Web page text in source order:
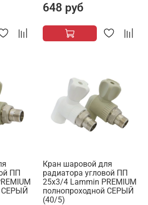
648 руб
ПП
СЕРЫЙ
Кран шаровой для
радиатора угловой ПП
25х3/4 Lammin PREMIUM
полнопроходной СЕРЫЙ
(40/5)